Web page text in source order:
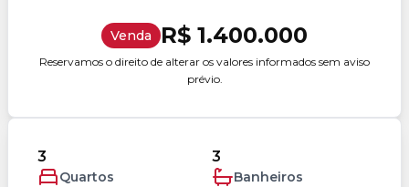
Venda R$ 1.400.000
Reservamos o direito de alterar os valores informados sem aviso
prévio.
3
Quartos
3
Banheiros